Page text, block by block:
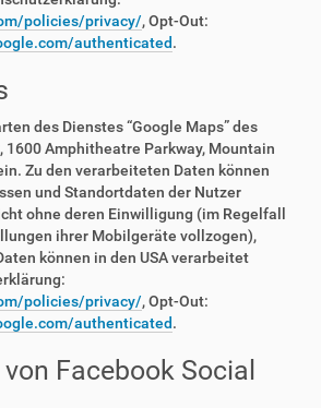
policies/privacy/, Opt-Out:
authenticated.
des Dienstes “Google Maps” des
1600 Amphitheatre Parkway, Mountain
Zu den verarbeiteten Daten können
und Standortdaten der Nutzer
ohne deren Einwilligung (im Regelfall
ihrer Mobilgeräte vollzogen),
können in den USA verarbeitet
policies/privacy/, Opt-Out:
authenticated.
Facebook Social